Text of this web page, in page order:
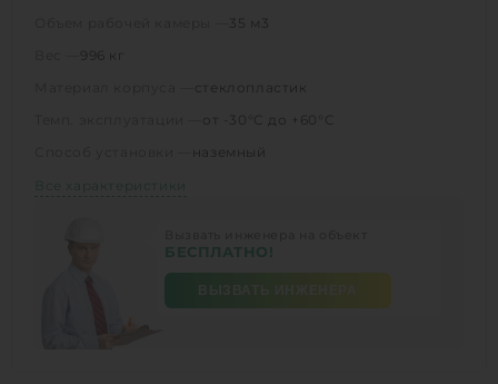
35 м3
996 кг
стеклопластик
от -30°C до +60°C
наземный
Все характеристики
БЕСПЛАТНО!